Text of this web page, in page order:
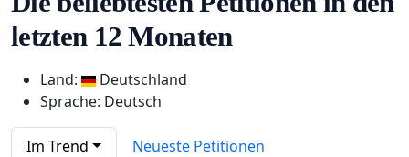
letzten 12 Monaten
Land:
Deutschland
Sprache: Deutsch
Im Trend Neueste Petitionen